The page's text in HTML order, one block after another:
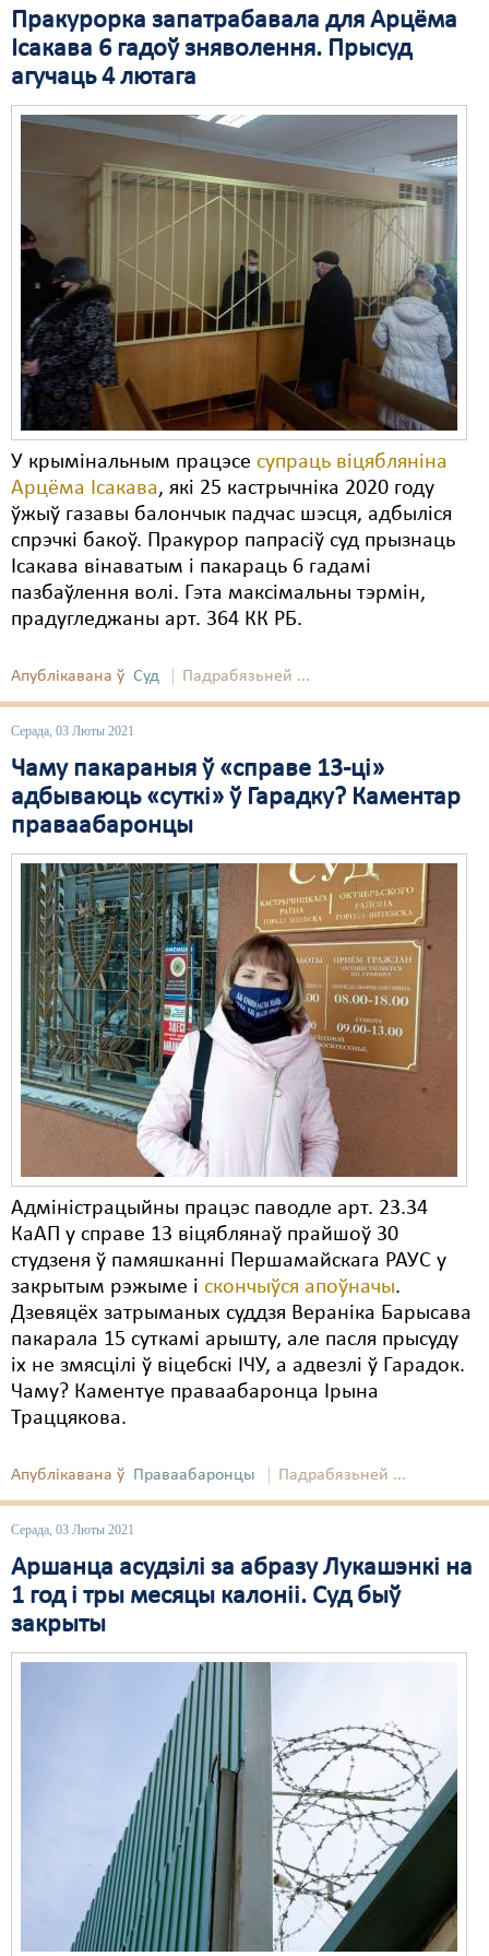
Пракурорка запатрабавала для Арцёма
Ісакава 6 гадоў зняволення. Прысуд
агучаць 4 лютага
У крымінальным працэсе супраць віцябляніна
Арцёма Ісакава, які 25 кастрычніка 2020 году
ўжыў газавы балончык падчас шэсця, адбыліся
спрэчкі бакоў. Пракурор папрасіў суд прызнаць
Ісакава вінаватым і пакараць 6 гадамі
пазбаўлення волі. Гэта максімальны тэрмін,
прадугледжаны арт. 364 КК РБ.
Апублікавана ў Суд Падрабязьней ...
Серада, 03 Люты 2021
Чаму пакараныя ў «справе 13-ці»
адбываюць «суткі» ў Гарадку? Каментар
праваабаронцы
Адміністрацыйны працэс паводле арт. 23.34
КаАП у справе 13 віцяблянаў прайшоў 30
студзеня ў памяшканні Першамайскага РАУС у
закрытым рэжыме і скончыўся апоўначы.
Дзевяцёх затрыманых суддзя Вераніка Барысава
пакарала 15 суткамі арышту, але пасля прысуду
іх не змясцілі ў віцебскі ІЧУ, а адвезлі ў Гарадок.
Чаму? Каментуе праваабаронца Ірына
Траццякова.
Апублікавана ў Праваабаронцы Падрабязьней ...
Серада, 03 Люты 2021
Аршанца асудзілі за абразу Лукашэнкі на
1 год і тры месяцы калоніі. Суд быў
закрыты
Свабода слова
Свабода сумленьня
Суд
Сьмяротнае пакараньне
Правы працоўных
Сацыяльныя правы